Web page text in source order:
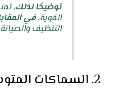
توضيحًا لذلك،
القوية،في
التنظيف
2. السماكات المتوسطة (5.0 مم – 6.5 مم)